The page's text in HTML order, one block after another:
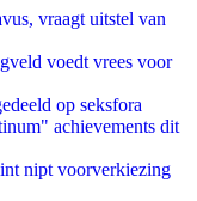
vraagt uitstel van
voedt vrees voor
op seksfora
achievements dit
nipt voorverkiezing